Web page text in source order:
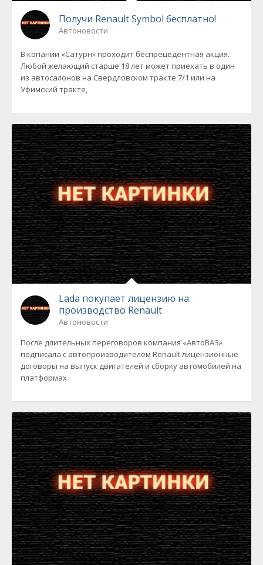
Получи Renault Symbol бесплатно!
Автоновости
В копании «Сатурн» проходит беспрецедентная акция.
Любой желающий старше 18 лет может приехать в один
из автосалонов на Свердловском тракте 7/1 или на
Уфимский тракте,
Lada покупает лицензию на
производство Renault
Автоновости
После длительных переговоров компания «АвтоВАЗ»
подписала с автопроизводителем Renault лицензионные
договоры на выпуск двигателей и сборку автомобилей на
платформах